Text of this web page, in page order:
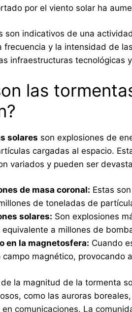
por el viento solar ha
son indicativos de una
frecuencia y la intensidad de
infraestructuras tecnológicas
las
solares son explosiones de
cargadas al espacio.
variados y pueden ser
de masa coronal: Estas
de toneladas de
solares: Son explosiones
equivalente a millones de
en la magnetosfera: Cuando
campo magnético, provocando
la magnitud de la tormenta
como las auroras
comunicaciones. La